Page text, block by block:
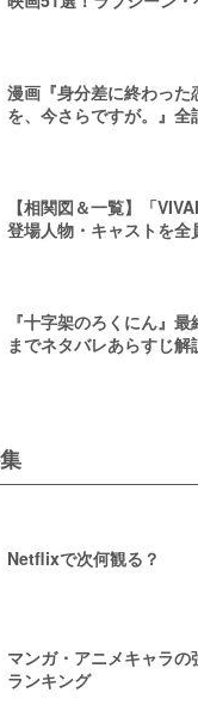
漫画『身分差に終わった
を、今さらですが。』全
【相関図＆一覧】「
登場人物・キャストを全
『十字架のろくにん』最
までネタバレあらすじ解
Netflixで次何観る？
マンガ・アニメキャラの
ランキング